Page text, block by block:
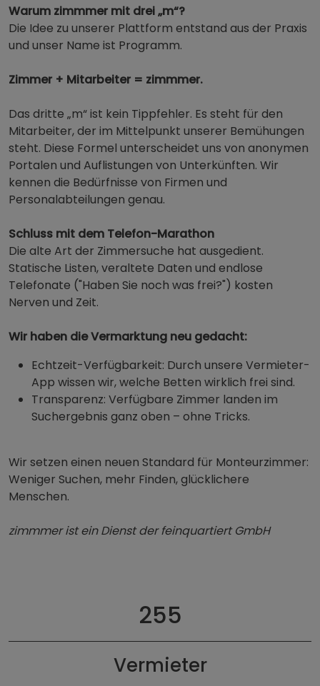
Warum zimmmer mit drei „m“?
Die Idee zu unserer Plattform entstand aus der Praxis
und unser Name ist Programm.
Zimmer + Mitarbeiter = zimmmer.
Das dritte „m“ ist kein Tippfehler. Es steht für den
Mitarbeiter, der im Mittelpunkt unserer Bemühungen
steht. Diese Formel unterscheidet uns von anonymen
Portalen und Auflistungen von Unterkünften. Wir
kennen die Bedürfnisse von Firmen und
Personalabteilungen genau.
Schluss mit dem Telefon-Marathon
Die alte Art der Zimmersuche hat ausgedient.
Statische Listen, veraltete Daten und endlose
Telefonate ("Haben Sie noch was frei?") kosten
Nerven und Zeit.
Wir haben die Vermarktung neu gedacht:
Echtzeit-Verfügbarkeit: Durch unsere Vermieter-
App wissen wir, welche Betten wirklich frei sind.
Transparenz: Verfügbare Zimmer landen im
Suchergebnis ganz oben – ohne Tricks.
Wir setzen einen neuen Standard für Monteurzimmer:
Weniger Suchen, mehr Finden, glücklichere
Menschen.
zimmmer ist ein Dienst der feinquartiert GmbH
255
Vermieter